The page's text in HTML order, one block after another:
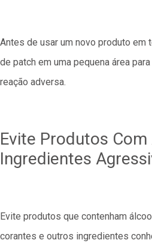
Antes de usar um novo produto em
de patch em uma pequena área
reação adversa.
Evite Produtos
Ingredientes
Evite produtos que contenham
corantes e outros ingredientes